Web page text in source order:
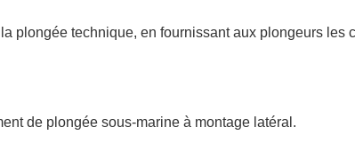
plongée technique, en fournissant aux plongeurs
de plongée sous-marine à montage latéral.